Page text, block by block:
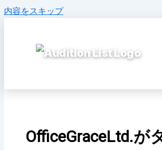
内容をスキップ
OfficeGraceLtd.が